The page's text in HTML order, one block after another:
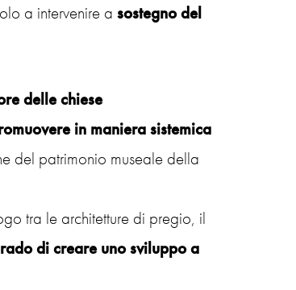
a intervenire a sostegno del
delle chiese
in maniera sistemica
del patrimonio museale della
tra le architetture di pregio, il
di creare uno sviluppo a